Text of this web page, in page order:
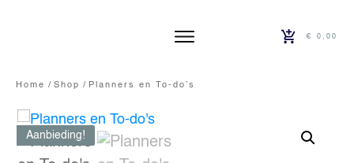
€ 0,00
Home / Shop / Planners en To-do’s
Aanbieding!